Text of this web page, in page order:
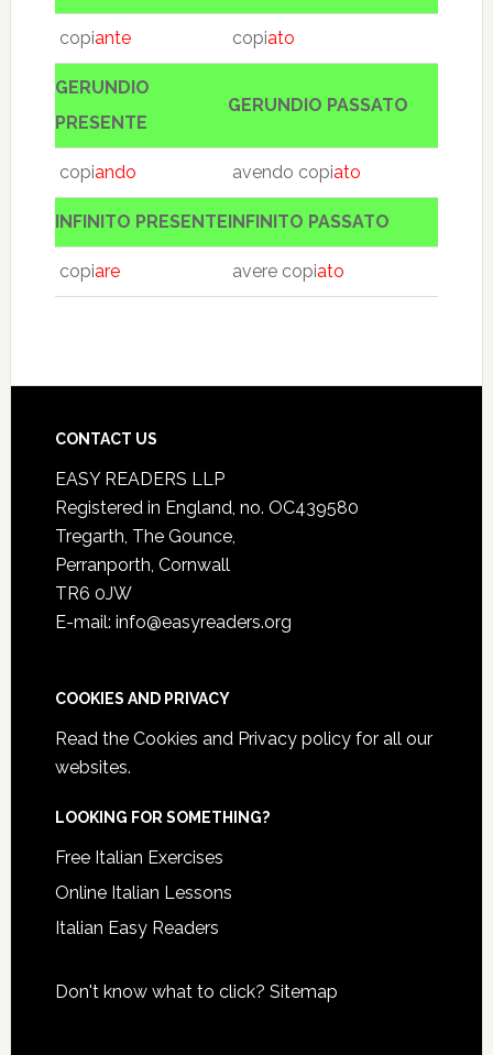
copiante copiato
GERUNDIO
PRESENTE
GERUNDIO PASSATO
copiando avendo copiato
INFINITO PRESENTEINFINITO PASSATO
copiare avere copiato
CONTACT US
EASY READERS LLP
Registered in England, no. OC439580
Tregarth, The Gounce,
Perranporth, Cornwall
TR6 0JW
E-mail: info@easyreaders.org
COOKIES AND PRIVACY
Read the Cookies and Privacy policyfor all our
websites.
LOOKING FOR SOMETHING?
Free Italian Exercises
Online Italian Lessons
Italian Easy Readers
Don't know what to click? Sitemap